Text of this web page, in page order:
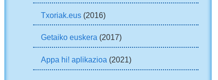
Txoriak.eus(2016)
Getaiko euskera (2017)
Appa hi! aplikazioa (2021)